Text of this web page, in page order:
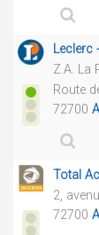
Leclerc
Z.A. La
Route
72700
Total
2,
72700